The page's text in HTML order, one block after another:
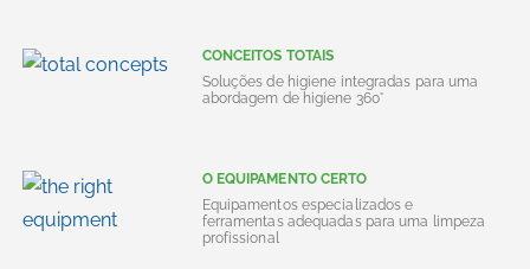
CONCEITOS TOTAIS
Soluções de higiene integradas para uma
abordagem de higiene 360°
O EQUIPAMENTO CERTO
Equipamentos especializados e
ferramentas adequadas para uma limpeza
profissional